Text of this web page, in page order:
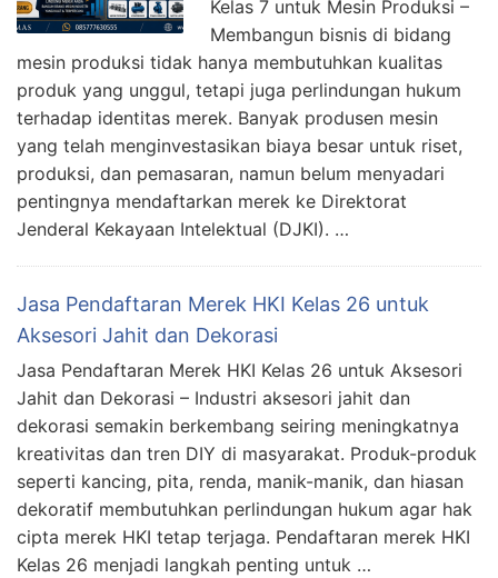
Kelas 7 untuk Mesin Produksi –
Membangun bisnis di bidang
mesin produksi tidak hanya membutuhkan kualitas
produk yang unggul, tetapi juga perlindungan hukum
terhadap identitas merek. Banyak produsen mesin
yang telah menginvestasikan biaya besar untuk riset,
produksi, dan pemasaran, namun belum menyadari
pentingnya mendaftarkan merek ke Direktorat
Jenderal Kekayaan Intelektual (DJKI). …
Jasa Pendaftaran Merek HKI Kelas 26 untuk
Aksesori Jahit dan Dekorasi
Jasa Pendaftaran Merek HKI Kelas 26 untuk Aksesori
Jahit dan Dekorasi – Industri aksesori jahit dan
dekorasi semakin berkembang seiring meningkatnya
kreativitas dan tren DIY di masyarakat. Produk-produk
seperti kancing, pita, renda, manik-manik, dan hiasan
dekoratif membutuhkan perlindungan hukum agar hak
cipta merek HKI tetap terjaga. Pendaftaran merek HKI
Kelas 26 menjadi langkah penting untuk …